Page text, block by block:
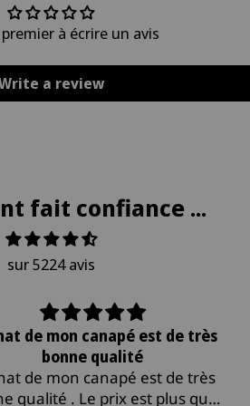
à écrire un avis
a review
fait confiance ...
sur 5224 avis
mon canapé est de très
bonne qualité
mon canapé est de très
. Le prix est plus que